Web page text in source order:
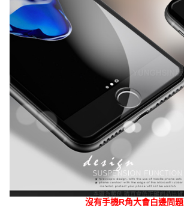
沒有手機R角大會白邊問題